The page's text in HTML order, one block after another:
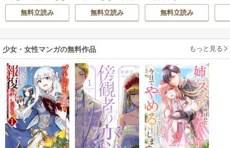
ただ祈るだけの役
立たずな妻のはず
間
無料立読み
間にか花嫁として
溺愛されています
伊都/SNC
無料立読み
てください
無料立読み
少女・女性マンガの無料作品 もっと見る